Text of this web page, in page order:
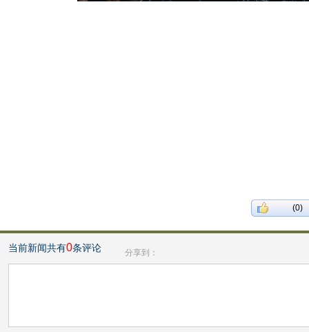
(0)
当前新闻共有0条评论 分享到：